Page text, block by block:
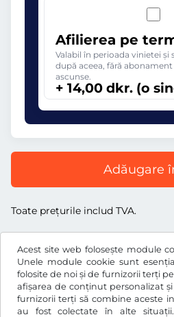
Acest site web folosește module
Unele module cookie sunt
folosite de noi și de furnizorii terți
afișarea de conținut personalizat
furnizorii terți să combine aceste
au fost colectate în alte
Afilierea pe
Valabil în perioada vinietei
după aceea, fără
ascunse.
+ 14,00 dkr. (o
Adăugare
Toate prețurile includ TVA.
dkr.DKK